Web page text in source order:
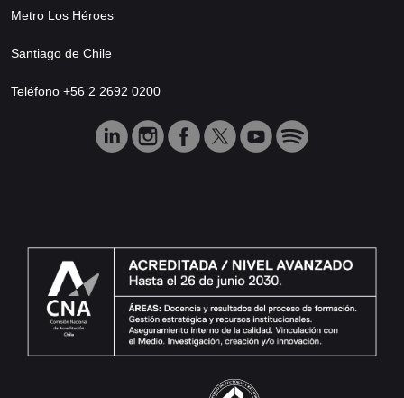
Metro Los Héroes
Santiago de Chile
Teléfono +56 2 2692 0200